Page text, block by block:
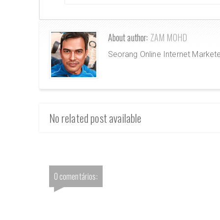
About author: ZAM MOHD
Seorang Online Internet
No related post available
0 comentários: